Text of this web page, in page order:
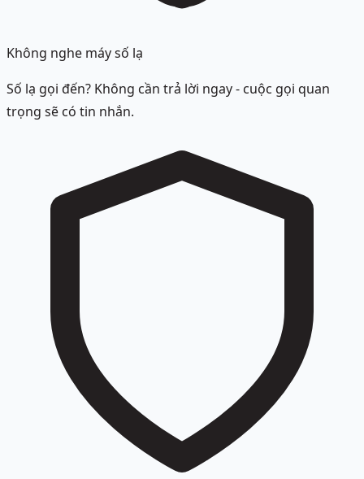
Không nghe máy số lạ
Số lạ gọi đến? Không cần trả lời ngay - cuộc gọi quan
trọng sẽ có tin nhắn.